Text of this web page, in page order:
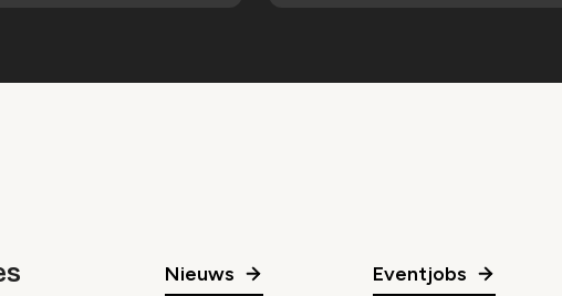
Nieuws Eventjobs